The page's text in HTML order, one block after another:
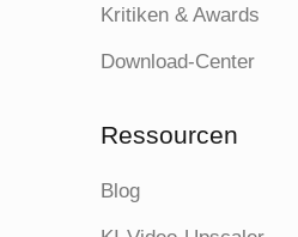
Kritiken & Awards
Download-Center
Ressourcen
Blog